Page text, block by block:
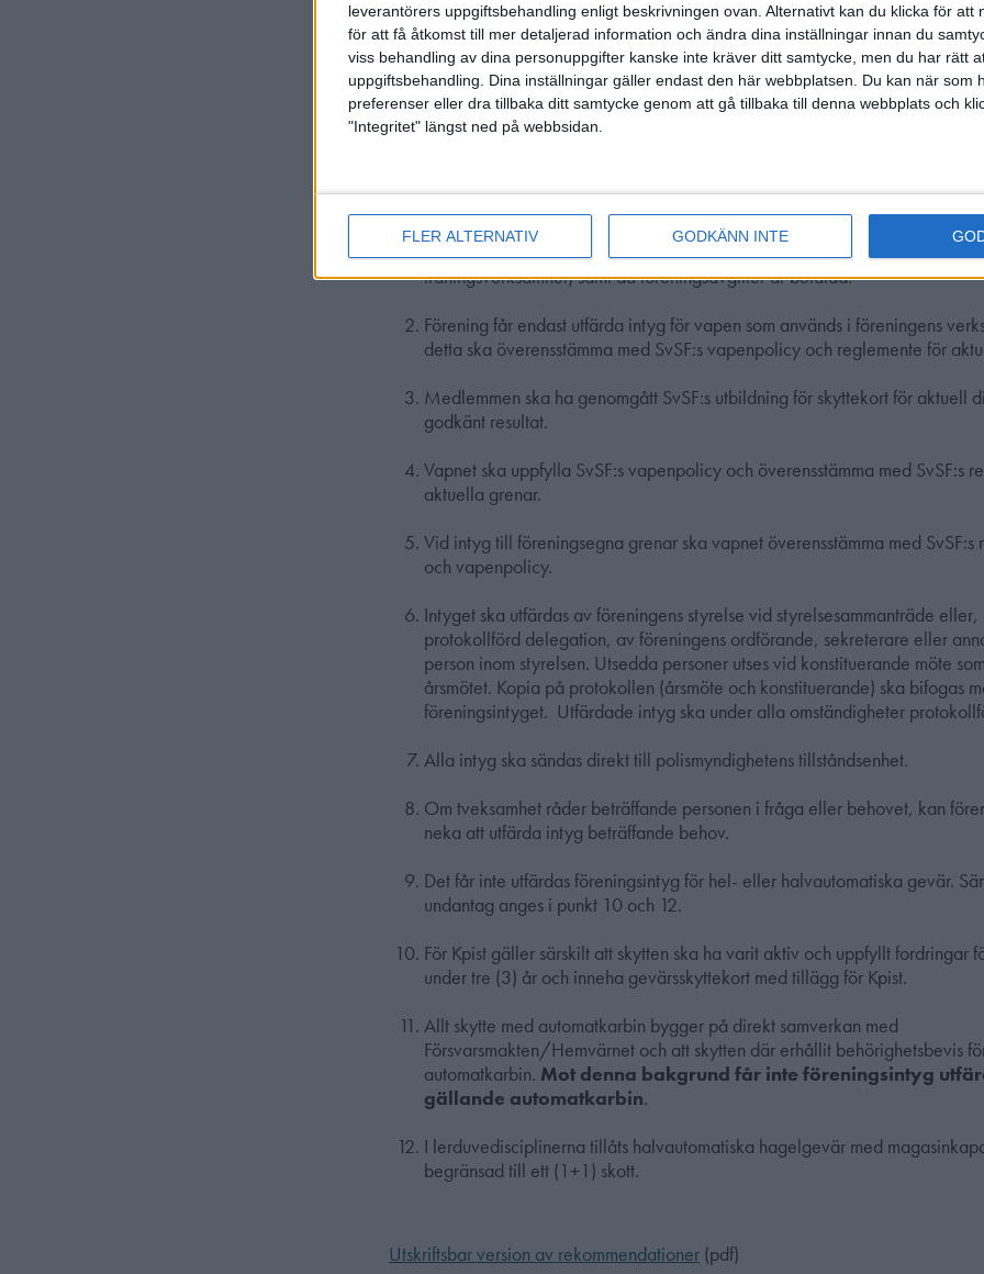
leverantörers uppgiftsbehandling enligt beskrivningen ovan. Alternativt kan du klicka för att
för att få åtkomst till mer detaljerad information och ändra dina inställningar innan du
viss behandling av dina personuppgifter kanske inte kräver ditt samtycke, men du har rätt
uppgiftsbehandling. Dina inställningar gäller endast den här webbplatsen. Du kan när som
preferenser eller dra tillbaka ditt samtycke genom att gå tillbaka till denna webbplats och
"Integritet" längst ned på webbsidan.
FLER ALTERNATIV GODKÄNN INTE
Alla intyg ska sändas direkt till polismyndighetens tillståndsenhet.
Om tveksamhet råder beträffande personen i fråga eller behovet, kan
neka att utfärda intyg beträffande behov.
Ny medlem i föreningen får ansöka om vapenlicens tidigast efter sex (6)
medlemskap (=att regelbundet ha deltagit i föreningens tävlings- och
träningsverksamhet) samt då föreningsavgifter är betalda.
Förening får endast utfärda intyg för vapen som används i föreningens
detta ska överensstämma med SvSF:s vapenpolicy och reglemente för
Medlemmen ska ha genomgått SvSF:s utbildning för skyttekort för aktuell
godkänt resultat.
Vapnet ska uppfylla SvSF:s vapenpolicy och överensstämma med SvSF:s
aktuella grenar.
Vid intyg till föreningsegna grenar ska vapnet överensstämma med SvSF:s
och vapenpolicy.
Intyget ska utfärdas av föreningens styrelse vid styrelsesammanträde eller,
protokollförd delegation, av föreningens ordförande, sekreterare eller
person inom styrelsen. Utsedda personer utses vid konstituerande möte
årsmötet. Kopia på protokollen (årsmöte och konstituerande) ska bifogas
föreningsintyget. Utfärdade intyg ska under alla omständigheter
Alla intyg ska sändas direkt till polismyndighetens tillståndsenhet.
Om tveksamhet råder beträffande personen i fråga eller behovet, kan
neka att utfärda intyg beträffande behov.
Det får inte utfärdas föreningsintyg för hel- eller halvautomatiska gevär.
undantag anges i punkt 10 och 12.
För Kpist gäller särskilt att skytten ska ha varit aktiv och uppfyllt fordringar
under tre (3) år och inneha gevärsskyttekort med tillägg för Kpist.
Allt skytte med automatkarbin bygger på direkt samverkan med
Försvarsmakten/Hemvärnet och att skytten där erhållit behörighetsbevis
automatkarbin. Mot denna bakgrund får inte föreningsintyg
gällande automatkarbin.
I lerduvedisciplinerna tillåts halvautomatiska hagelgevär med
begränsad till ett (1+1) skott.
Utskriftsbar version av rekommendationer (pdf)